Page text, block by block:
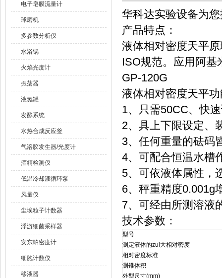
电子皂膜流量计
球磨机
多参数分析仪
水浴锅
火焰光度计
振荡器
液氮罐
发酵系统
水热合成反应釜
气溶胶发生器/光度计
酒精检测仪
低温冷却液循环泵
风量仪
尘埃粒子计数器
浮游细菌采样器
安东帕密度计
细胞计数仪
移液器
华科达实验设备为
产品特点：
液体相对密度天平
ISO规范。应用阿
GP-120G
液体相对密度天平
1、只需50CC、快
2、具上下限设定、
3、任何重量的砝码
4、可配合恒温水槽
5、可依液体属性，
6、秤重精度0.001g
7、可经由所测溶液
技术参数：
型号
测定液体的zui大相对密度
相对密度标准
测锥体积
外型尺寸(mm)